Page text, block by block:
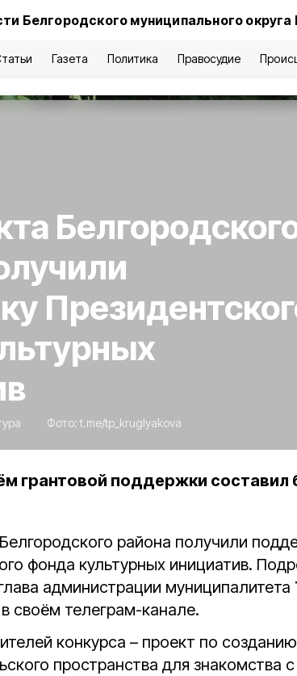
Белгородского муниципального
Газета Политика Правосудие
Фото: t.me/tp_kruglyakova
грантовой поддержки составил
района получили
фонда культурных инициатив.
администрации муниципалитета
в своём телеграм-канале.
конкурса – проект по
пространства для знакомства